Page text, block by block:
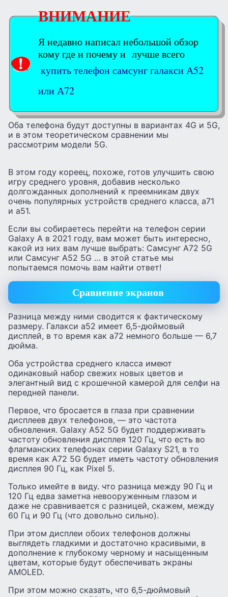
ВНИМАНИЕ
Я недавно написал небольшой обзор
кому где и почему и лучше всего
купить телефон самсунг галакси А52
или А72
Оба телефона будут доступны в вариантах 4G и 5G,
и в этом теоретическом сравнении мы
рассмотрим модели 5G.
В этом году кореец, похоже, готов улучшить свою
игру среднего уровня, добавив несколько
долгожданных дополнений к преемникам двух
очень популярных устройств среднего класса, а71
и а51.
Если вы собираетесь перейти на телефон серии
Galaxy A в 2021 году, вам может быть интересно,
какой из них вам лучше выбрать: Самсунг А72 5G
или Самсунг А52 5G … в этой статье мы
попытаемся помочь вам найти ответ!
Сравнение экранов
Разница между ними сводится к фактическому
размеру. Галакси а52 имеет 6,5-дюймовый
дисплей, в то время как а72 немного больше — 6,7
дюйма.
Оба устройства среднего класса имеют
одинаковый набор свежих новых цветов и
элегантный вид с крошечной камерой для селфи на
передней панели.
Первое, что бросается в глаза при сравнении
дисплеев двух телефонов, — это частота
обновления. Galaxy A52 5G будет поддерживать
частоту обновления дисплея 120 Гц, что есть во
флагманских телефонах серии Galaxy S21, в то
время как A72 5G будет иметь частоту обновления
дисплея 90 Гц, как Pixel 5.
Только имейте в виду. что разница между 90 Гц и
120 Гц едва заметна невооруженным глазом и
даже не сравнивается с разницей, скажем, между
60 Гц и 90 Гц (что довольно сильно).
При этом дисплеи обоих телефонов должны
выглядеть гладкими и достаточно красивыми, в
дополнение к глубокому черному и насыщенным
цветам, которые будут обеспечивать экраны
AMOLED.
При этом можно сказать, что 6,5-дюймовый